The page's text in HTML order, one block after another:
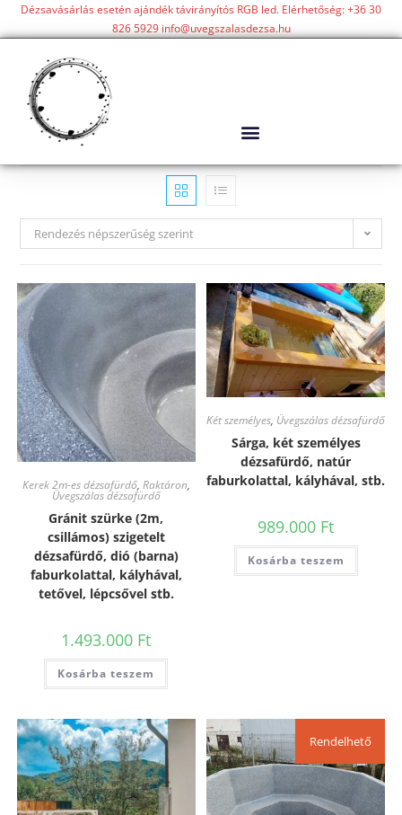
Dézsavásárlás esetén ajándék távirányítós RGB led. Elérhetőség: +36 30
826 5929 info@uvegszalasdezsa.hu
Rendezés népszerűség szerint
Kerek 2m-es dézsafürdő, Raktáron,
Üvegszálas dézsafürdő
Gránit szürke (2m,
csillámos) szigetelt
dézsafürdő, dió (barna)
faburkolattal, kályhával,
tetővel, lépcsővel stb.
1.493.000 Ft
Kosárba teszem
Két személyes, Üvegszálas dézsafürdő
Sárga, két személyes
dézsafürdő, natúr
faburkolattal, kályhával, stb.
989.000 Ft
Kosárba teszem
Rendelhető